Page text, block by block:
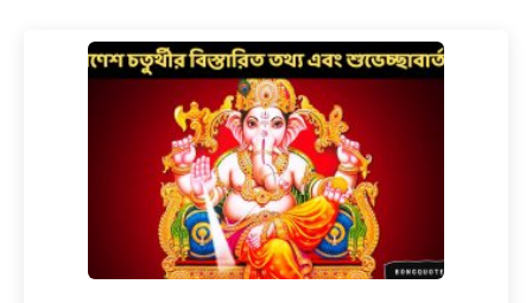
Vishwakarma
Puja
Details,
Wishes,
Greetings
in
Bengali